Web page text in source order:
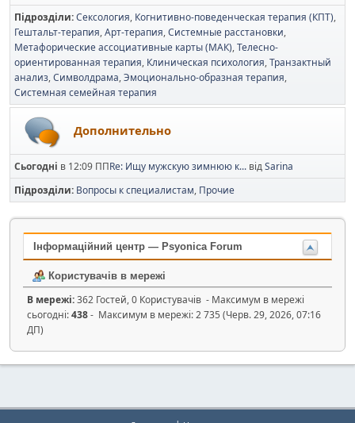
Підрозділи Сексология Когнитивно-поведенческая терапия (КПТ)
Гештальт-терапия Арт-терапия Системные расстановки
Метафорические ассоциативные карты (МАК) Телесно-
ориентированная терапия Клиническая психология Транзактный
анализ Символдрама Эмоционально-образная терапия
Системная семейная терапия
Дополнительно
Сьогодні в 12:09 ППRe: Ищу мужскую зимнюю к... відSarina
Підрозділи Вопросы к специалистам Прочие
Інформаційний центр — Psyonica Forum
Користувачів в мережі
В мережі:362 Гостей, 0 Користувачів - Максимум в мережі
сьогодні:438- Максимум в мережі: 2 735 (Черв. 29, 2026, 07:16
ДП)